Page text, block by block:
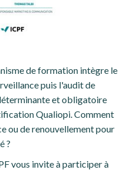
de formation intègre le
puis l'audit de
et obligatoire
Qualiopi. Comment
ou de renouvellement pour
?
vous invite à participer à